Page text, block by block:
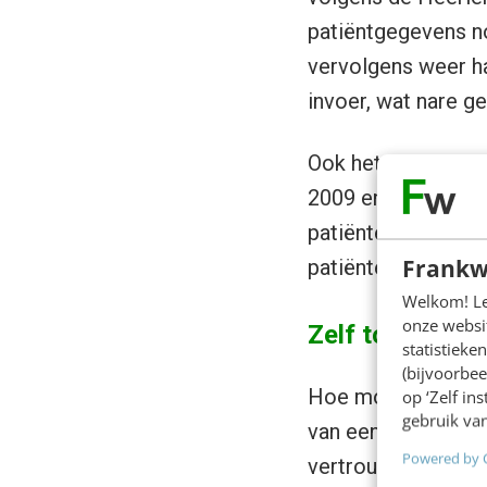
Welkom!
onze
op ‘Zelf
gebruik
Powered by
patiëntgegevens
vervolgens weer
invoer, wat nare
Ook het opslaan
2009 en 2017 zijn
patiëntendossiers
patiëntendossier
Zelf toegang
Hoe mooi zou
van een
vertrouwt? De